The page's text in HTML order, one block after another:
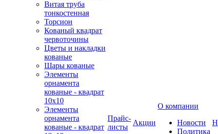
Витая труба
тонкостенная
Торсион
Кованый квадрат
червоточины
Цветы и накладки
кованые
Шары кованые
Элементы
орнамента
кованые - квадрат
10х10
Элементы
орнамента
кованые - квадрат
Прайс-
листы
Акции
О компании
Новости
Политика